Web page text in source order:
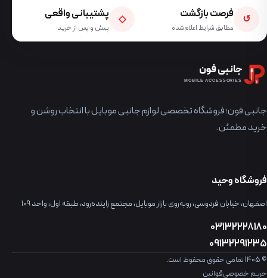
↺ فرصت بازگشت
مطابق شرایط اعلام‌شده
◇ پشتیبانی واقعی
پیش و پس از خرید
جانبی فون
MOBILE ACCESSORIES
جانبی فون؛ فروشگاه تخصصی لوازم جانبی موبایل با انتخاب روشن و
خرید مطمئن.
فروشگاه وحید
اصفهان، خیابان فردوسی، روبه‌روی بازار موبایل، مجتمع زاینده‌رود، طبقه اول، واحد ۱۰۹
03132228180
09132291235
© 1405 تمامی حقوق محفوظ است.
حریم خصوصیقوانین